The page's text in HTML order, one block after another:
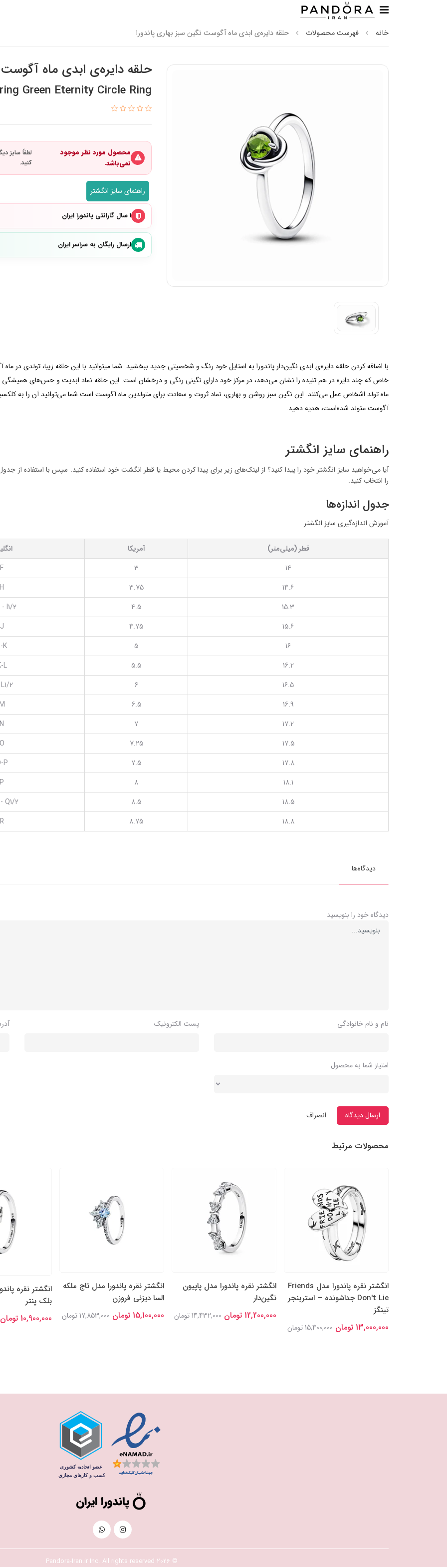
خانه فهرست محصولات حلقه دایره‌ی ابدی ماه آگوست نگین سبز بهاری پاندورا
حلقه دایره‌ی ابدی ماه آگوست
Green Eternity Circle Ring
محصول مورد نظر موجود
نمی‌باشد.
راهنمای سایز انگشتر
۱ سال گارانتی پاندورا ایران
ارسال رایگان به سراسر ایران
خاص که چند دایره در هم تنیده را نشان می‌دهد، در مرکز خود دارای نگینی رنگی و درخشان است. این حلقه نماد ابدیت و حس‌های
ماه تولد اشخاص عمل می‌کنند. این نگین سبز روشن و بهاری، نماد ثروت و سعادت برای متولدین ماه آگوست است.شما می‌توانید آن را به
آگوست متولد شده‌است، هدیه دهید.
راهنمای سایز انگشتر
آیا می‌خواهید سایز انگشتر خود را پیدا کنید؟ از لینک‌های زیر برای پیدا کردن محیط یا قطر انگشت خود استفاده کنید. سپس با استفاده از
را انتخاب کنید.
جدول اندازه‌ها
آموزش اندازه‌گیری سایز انگشتر
قطر (میلی‌متر) آمریکا
14
3
F
14.6
3.75
H
15.3
4.5
- I1/2
15.6
4.75
J
16
5
K
16.2
5.5
L
16.5
6
2
16.9
6.5
17.2
7
N
17.5
7.25
O
17.8
7.5
P
18.1
8
P
18.5
8.5
Q1/2
18.8
8.75
R
دیدگاه‌ها
دیدگاه خود را بنویسید
نام و نام خانوادگی پست الکترونیک
امتیاز شما به محصول
ارسال دیدگاه انصراف
محصولات مرتبط
انگشتر نقره پاندورا مدل Friends
Don't Lie جداشونده – استرینجر
تینگز
13,000,000 تومان 15,400,000 تومان
انگشتر نقره پاندورا مدل پاپیون
نگین‌دار
12,200,000 تومان 14,432,000 تومان
انگشتر نقره پاندورا مدل تاج ملکه
السا دیزنی فروزن
15,100,000 تومان 17,853,000 تومان
انگشتر نقره
بلک پنتر
10,900,000 تومان
© 2026 Pandora-Iran.ir Inc. All rights reserved